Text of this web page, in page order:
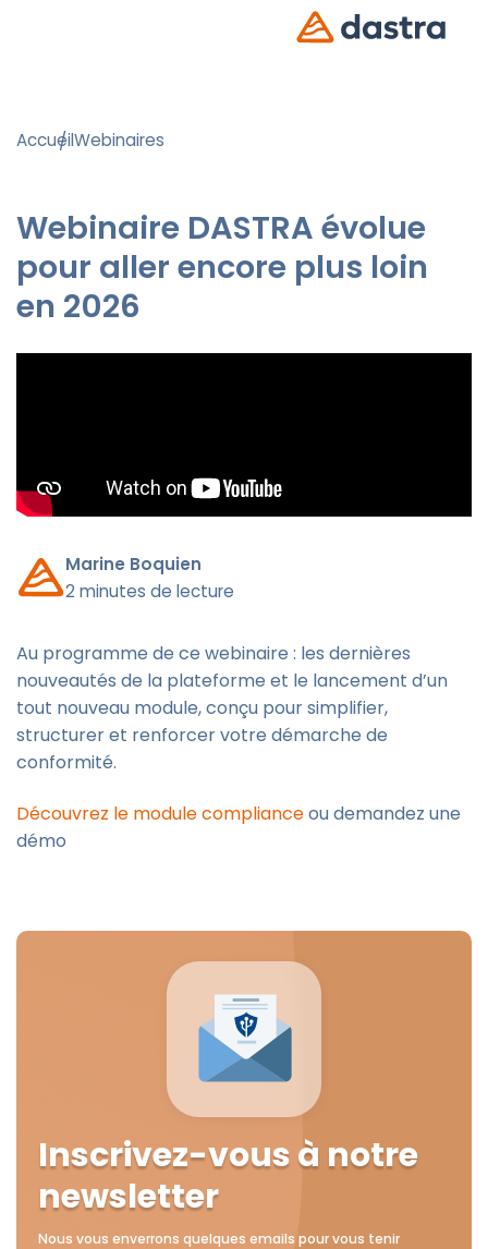
AccueilWebinaires
Webinaire DASTRA évolue
pour aller encore plus loin
en 2026
Marine Boquien
2 minutes de lecture
Au programme de ce webinaire : les dernières
nouveautés de la plateforme et le lancement d’un
tout nouveau module, conçu pour simplifier,
structurer et renforcer votre démarche de
conformité.
Découvrez le module complianceou demandez une
démo
Inscrivez-vous à notre
newsletter
Nous vous enverrons quelques emails pour vous tenir